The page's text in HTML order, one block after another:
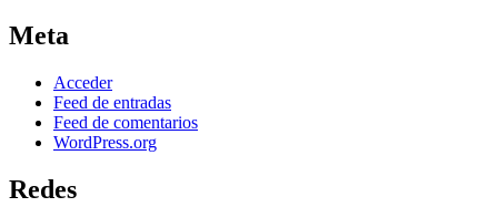
Meta
Acceder
Feed de entradas
Feed de comentarios
WordPress.org
Redes